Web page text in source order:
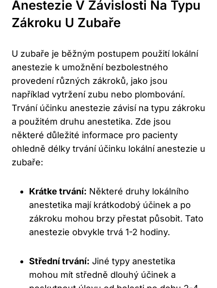
Anestezie V Závislosti Na Typu
Zákroku U Zubaře
U zubaře je běžným postupem použití lokální
anestezie k umožnění bezbolestného
provedení různých zákroků, jako jsou
například vytržení zubu nebo plombování.
Trvání účinku anestezie závisí na typu zákroku
a použitém druhu anestetika. Zde jsou
některé důležité informace pro pacienty
ohledně délky trvání účinku lokální anestezie u
zubaře:
Krátke trvání: Některé druhy lokálního
anestetika mají krátkodobý účinek a po
zákroku mohou brzy přestat působit. Tato
anestezie obvykle trvá 1-2 hodiny.
Střední trvání: Jiné typy anestetika
mohou mít středně dlouhý účinek a